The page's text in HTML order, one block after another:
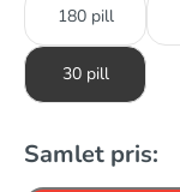
180 pill
30 pill
Samlet pris: